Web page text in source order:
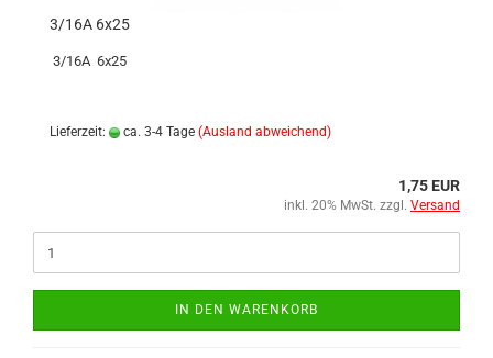
3/16A 6x25
3/16A 6x25
Lieferzeit: ca. 3-4 Tage (Ausland abweichend)
1,75 EUR
inkl. 20% MwSt. zzgl. Versand
IN DEN WARENKORB